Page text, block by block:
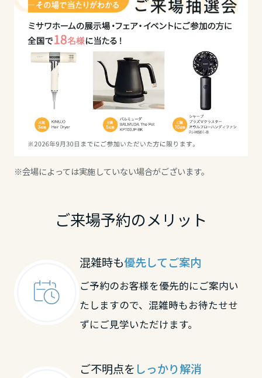
※会場によっては実施していない場合がございます。
ご来場予約のメリット
混雑時も優先してご案内
ご予約のお客様を優先的にご案内い
たしますので、混雑時もお待たせせ
ずにご見学いただけます。
ご不明点を しっかり解消
高知県
九州エリア
福岡県
佐賀県
長崎県